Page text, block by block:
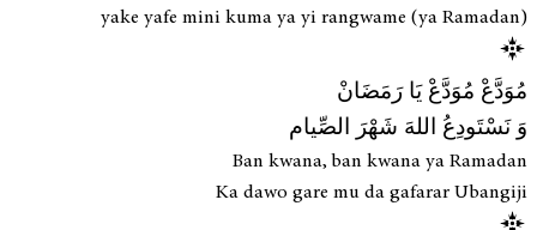
yake yafe mini kuma ya yi rangwame (ya Ramadan)
مُوَدَّعْ مُوَدَّعْ يَا رَمَضَانْ
وَ نَسْتَودِعُ اللهَ شَهْرَ الصِّيام
Ban kwana, ban kwana ya Ramadan
Ka dawo gare mu da gafarar Ubangiji